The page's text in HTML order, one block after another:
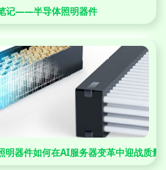
记——半导体照明器件
明器件如何在AI服务器变革中迎战质量